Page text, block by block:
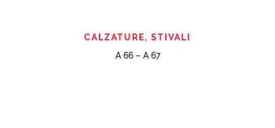
CALZATURE, STIVALI
A 66 – A 67